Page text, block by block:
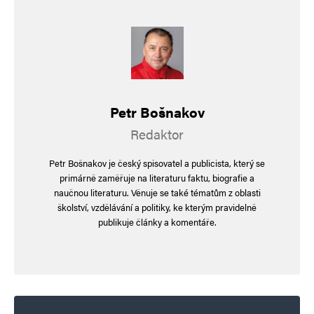
Napsat komentář
Vaše e-mailová adresa nebude zveřejněna.Vyžadované informace jsou
Komentář*
Petr Bošnakov
Redaktor
Petr Bošnakov je český spisovatel a publicista, který se
primárně zaměřuje na literaturu faktu, biografie a
naučnou literaturu. Věnuje se také tématům z oblasti
školství, vzdělávání a politiky, ke kterým pravidelně
publikuje články a komentáře.